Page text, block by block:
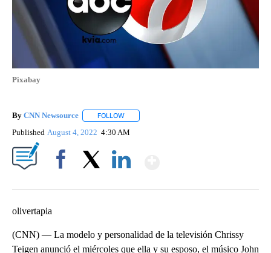
Pixabay
By CNN Newsource FOLLOW
Published August 4, 2022 4:30 AM
olivertapia
(CNN) — La modelo y personalidad de la televisión Chrissy
Teigen anunció el miércoles que ella y su esposo, el músico John